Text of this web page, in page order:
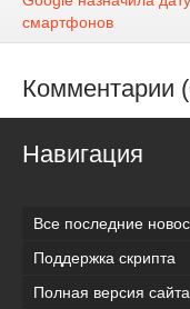
смартфонов
Комментарии
Навигация
Все последние
Поддержка скрипта
Полная версия сайта